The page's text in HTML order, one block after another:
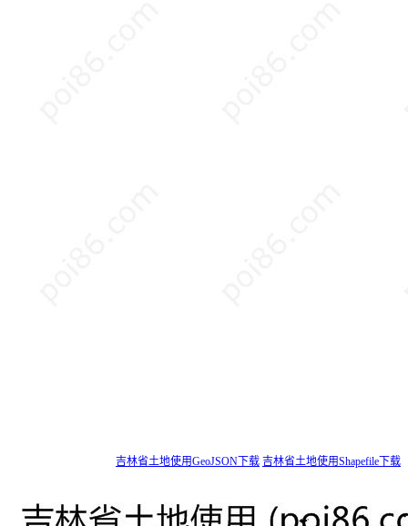
吉林省土地使用GeoJSON下载 吉林省土地使用Shapefile下载